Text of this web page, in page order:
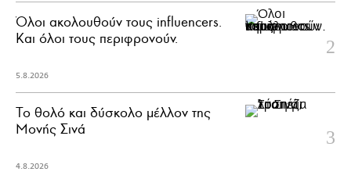
Όλοι ακολουθούν τους influencers.
Και όλοι τους περιφρονούν.
5.8.2026
Το θολό και δύσκολο μέλλον της
Μονής Σινά
4.8.2026